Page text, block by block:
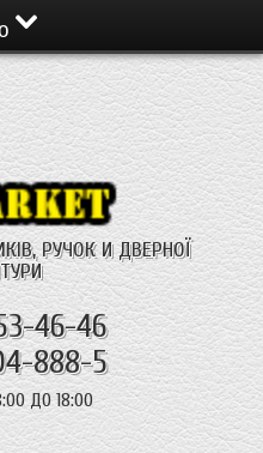
РУЧОК И ДВЕРНОЇ
46-46
888-5
ДО 18:00